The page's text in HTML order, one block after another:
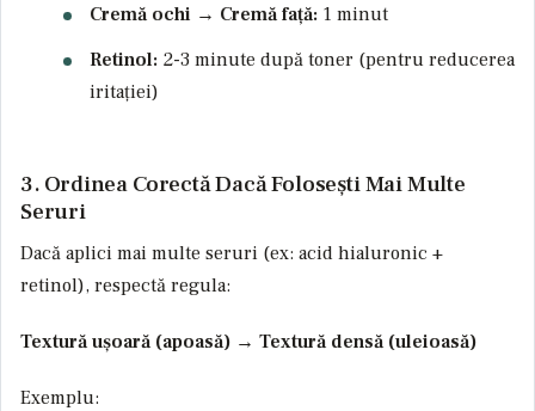
Cremă ochi → Cremă față:1 minut
Retinol:2-3 minute după toner (pentru reducerea
iritației)
3. Ordinea Corectă Dacă Folosești Mai Multe
Seruri
Dacă aplici mai multe seruri (ex: acid hialuronic +
retinol), respectă regula:
Textură ușoară (apoasă) → Textură densă (uleioasă)
Exemplu: